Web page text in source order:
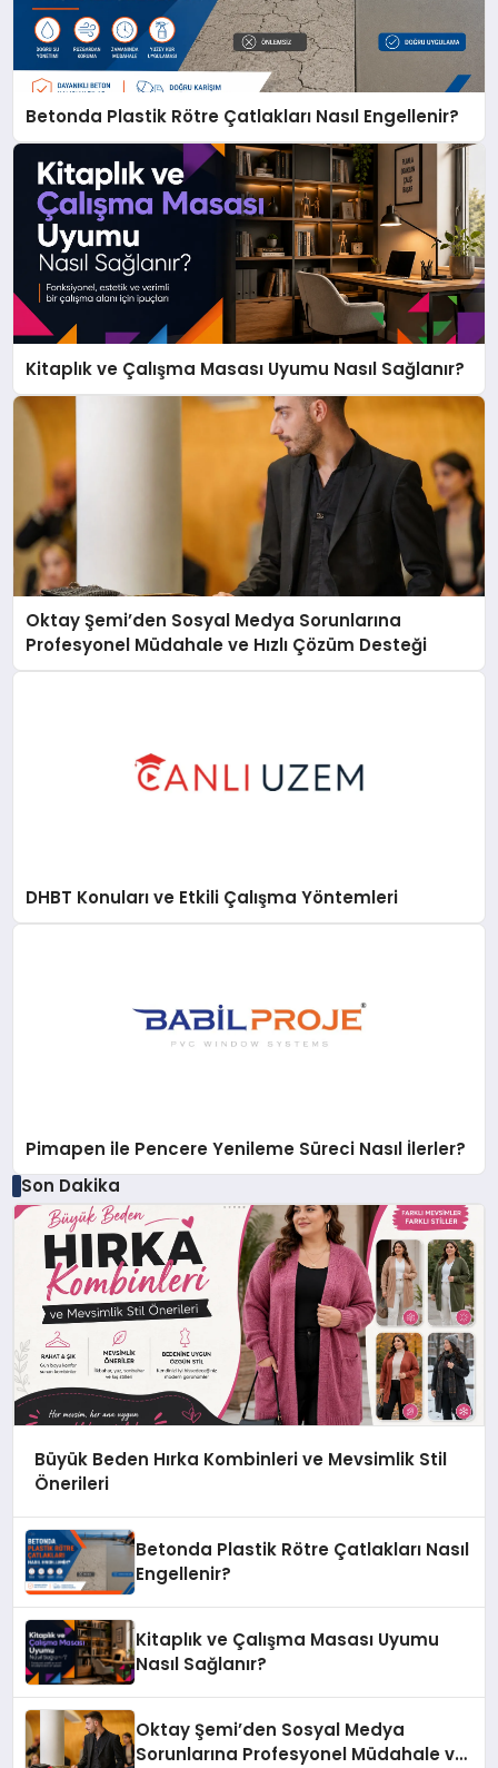
Betonda Plastik Rötre Çatlakları Nasıl Engellenir?
Kitaplık ve Çalışma Masası Uyumu Nasıl Sağlanır?
Oktay Şemi’den Sosyal Medya Sorunlarına
Profesyonel Müdahale ve Hızlı Çözüm Desteği
DHBT Konuları ve Etkili Çalışma Yöntemleri
Pimapen ile Pencere Yenileme Süreci Nasıl İlerler?
Son Dakika
Büyük Beden Hırka Kombinleri ve Mevsimlik Stil
Önerileri
Betonda Plastik Rötre Çatlakları Nasıl
Engellenir?
Kitaplık ve Çalışma Masası Uyumu
Nasıl Sağlanır?
Oktay Şemi’den Sosyal Medya
Sorunlarına Profesyonel Müdahale ve